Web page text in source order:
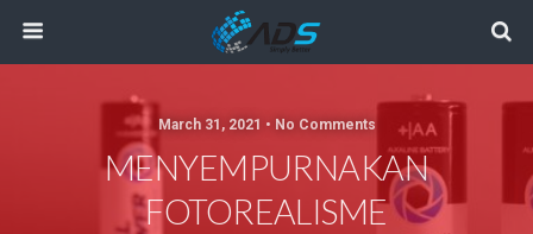
March 31, 2021 • No Comments
MENYEMPURNAKAN
FOTOREALISME